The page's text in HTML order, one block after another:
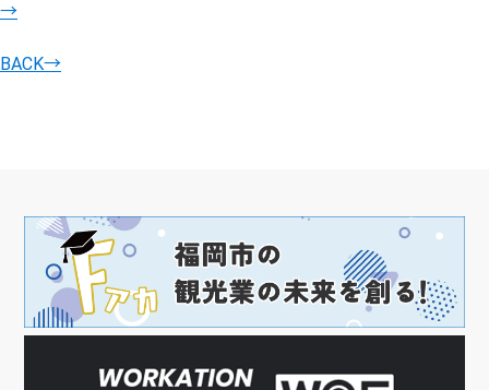
→
BACK→